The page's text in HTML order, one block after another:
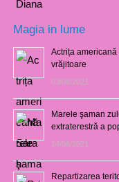
Magia in lume
Actrița
vrăjitoare
03/08/2021
Marele şaman
extraterestră a
14/06/2021
Repartizarea